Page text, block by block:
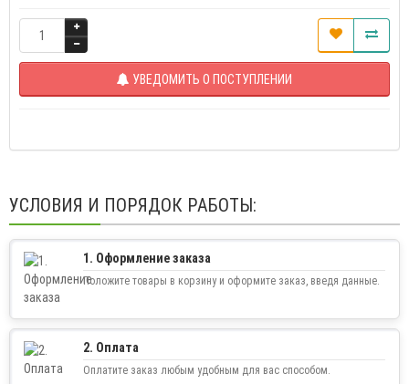
УВЕДОМИТЬ О ПОСТУПЛЕНИИ
УСЛОВИЯ И ПОРЯДОК РАБОТЫ:
1. Оформление заказа
Положите товары в корзину и оформите заказ, введя данные.
2. Оплата
Оплатите заказ любым удобным для вас способом.